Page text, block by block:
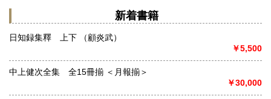
新着書籍
日知録集釋 上下 （顧炎武）
￥5,500
中上健次全集 全15冊揃 ＜月報揃＞
￥30,000